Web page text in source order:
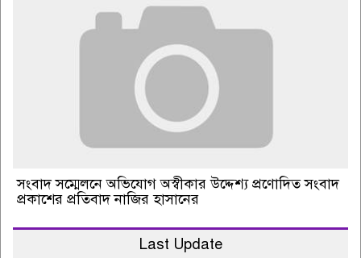
সংবাদ সম্মেলনে অভিযোগ অস্বীকার উদ্দেশ্য প্রণোদিত সংবাদ
প্রকাশের প্রতিবাদ নাজির হাসানের
Last Update